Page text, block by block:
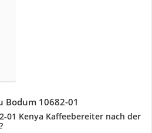
Bodum 10682-01
01 Kenya Kaffeebereiter nach der